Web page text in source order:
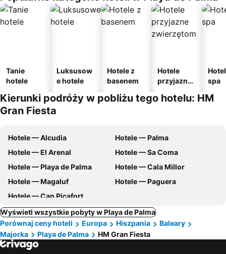
Tanie
hotele
Luksusow
e hotele
Hotele z
basenem
Hotele
przyjazne
m
spa
Kierunki podróży w pobliżu tego hotelu: HM
Gran Fiesta
Hotele — Alcudia
Hotele — Palma
Hotele — El Arenal
Hotele — Sa Coma
Hotele — Playa de Palma
Hotele — Cala Millor
Hotele — Magaluf
Hotele — Paguera
Hotele — Can Picafort
Wyświetl wszystkie pobyty w Playa de Palma
Porównaj ceny hoteli
Europa Hiszpania
Baleary
Majorka
Playa de Palma HM Gran Fiesta